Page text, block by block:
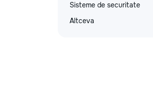
Sisteme de securitate
Altceva